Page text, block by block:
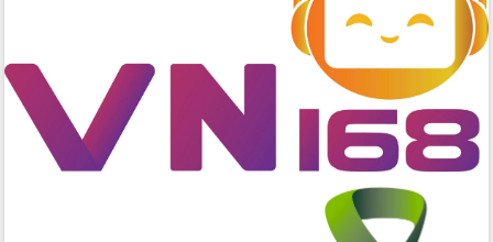
Đẩy mạnh cải cách hành chính, quyết
tâm đạt được mục tiêu tăng trưởng
hai con số trong năm 2026
Tổ chức trang trọng Lễ hội Đền thờ
Lương Văn Chánh năm 2026